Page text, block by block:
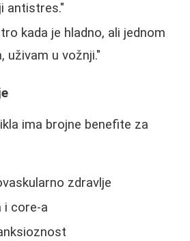
antistres."
kada je hladno, ali jednom
uživam u vožnji."
ima brojne benefite za
zdravlje
i core-a